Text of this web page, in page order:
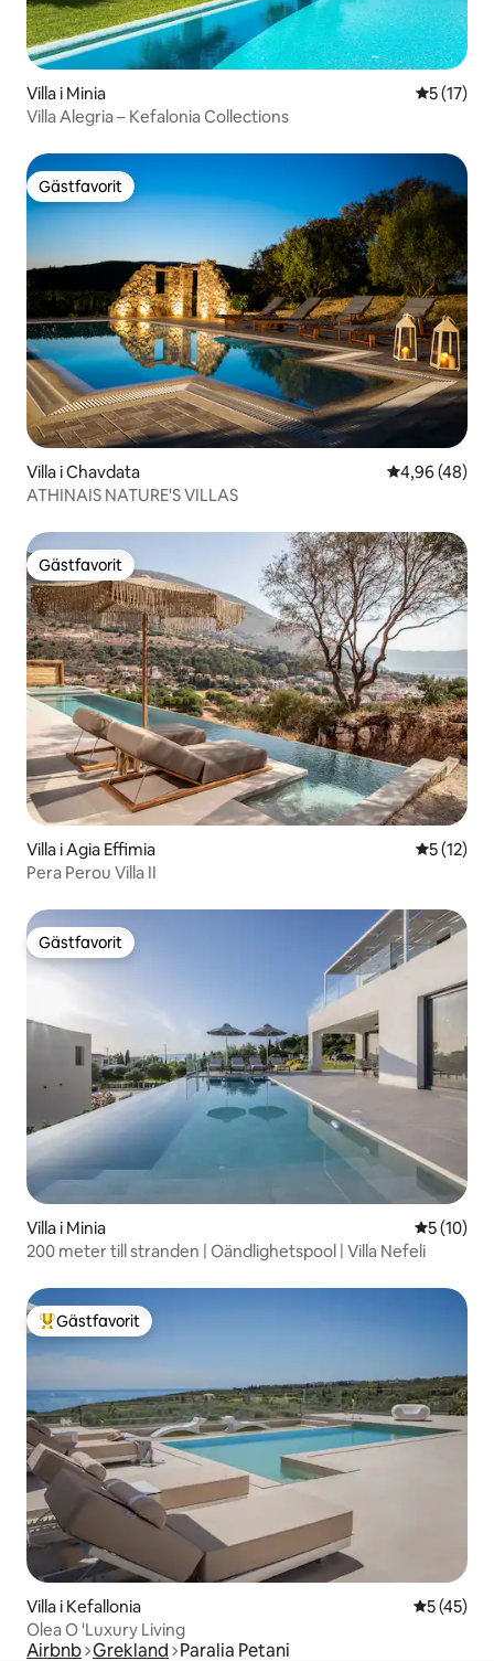
Villa i Minia 5 av 5 i
5 (17)
Villa Alegria – Kefalonia Collections
Gästfavorit
Gästfavorit
Villa i Chavdata 4,96 av 5 i
4,96 (48)
ATHINAIS NATURE'S VILLAS
Gästfavorit
Gästfavorit
Villa i Agia Effimia 5 av 5 i
5 (12)
Pera Perou Villa II
Gästfavorit
Gästfavorit
Villa i Minia 5 av 5 i
5 (10)
200 meter till stranden | Oändlighetspool | Villa Nefeli
Populär gästfavorit
Gästfavorit
Villa i Kefallonia 5 av 5 i
5 (45)
Olea O 'Luxury Living
Airbnb Grekland Paralia Petani